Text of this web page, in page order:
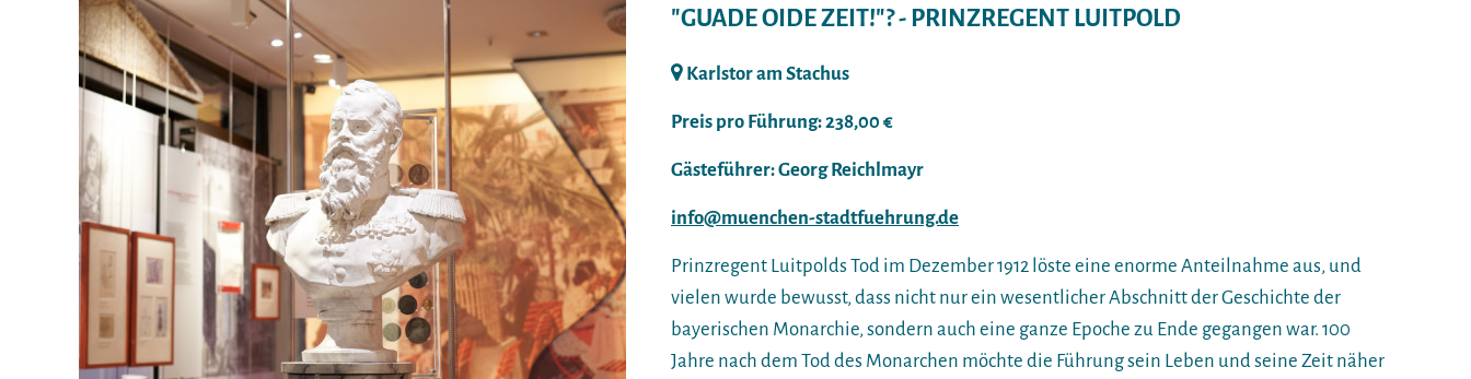
"GUADE OIDE ZEIT!"? - PRINZREGENT LUITPOLD
Karlstor am Stachus
Preis pro Führung: 238,00 €
Gästeführer: Georg Reichlmayr
info@muenchen-stadtfuehrung.de
Prinzregent Luitpolds Tod im Dezember 1912 löste eine enorme Anteilnahme aus, und
vielen wurde bewusst, dass nicht nur ein wesentlicher Abschnitt der Geschichte der
bayerischen Monarchie, sondern auch eine ganze Epoche zu Ende gegangen war. 100
Jahre nach dem Tod des Monarchen möchte die Führung sein Leben und seine Zeit näher